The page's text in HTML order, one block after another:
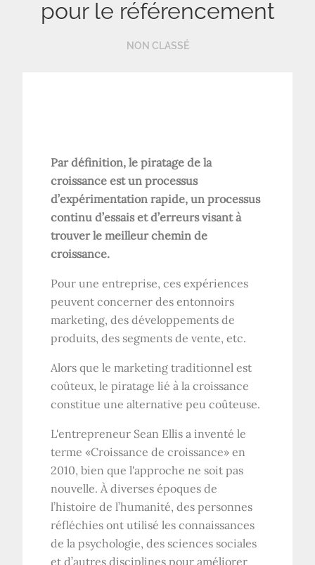
pour le référencement
NON CLASSÉ
Par définition, le piratage de la
croissance est un processus
d’expérimentation rapide, un processus
continu d’essais et d’erreurs visant à
trouver le meilleur chemin de
croissance.
Pour une entreprise, ces expériences
peuvent concerner des entonnoirs
marketing, des développements de
produits, des segments de vente, etc.
Alors que le marketing traditionnel est
coûteux, le piratage lié à la croissance
constitue une alternative peu coûteuse.
L'entrepreneur Sean Ellis a inventé le
terme «Croissance de croissance» en
2010, bien que l'approche ne soit pas
nouvelle. À diverses époques de
l’histoire de l’humanité, des personnes
réfléchies ont utilisé les connaissances
de la psychologie, des sciences sociales
et d’autres disciplines pour améliorer